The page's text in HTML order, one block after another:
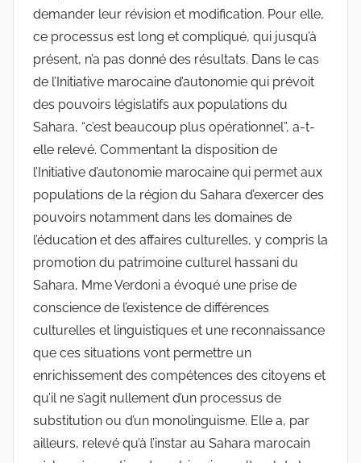
demander leur révision et modification. Pour elle,
ce processus est long et compliqué, qui jusqu’à
présent, n’a pas donné des résultats. Dans le cas
de l’Initiative marocaine d’autonomie qui prévoit
des pouvoirs législatifs aux populations du
Sahara, “c’est beaucoup plus opérationnel”, a-t-
elle relevé. Commentant la disposition de
l’Initiative d’autonomie marocaine qui permet aux
populations de la région du Sahara d’exercer des
pouvoirs notamment dans les domaines de
l’éducation et des affaires culturelles, y compris la
promotion du patrimoine culturel hassani du
Sahara, Mme Verdoni a évoqué une prise de
conscience de l’existence de différences
culturelles et linguistiques et une reconnaissance
que ces situations vont permettre un
enrichissement des compétences des citoyens et
qu’il ne s’agit nullement d’un processus de
substitution ou d’un monolinguisme. Elle a, par
ailleurs, relevé qu’à l’instar au Sahara marocain